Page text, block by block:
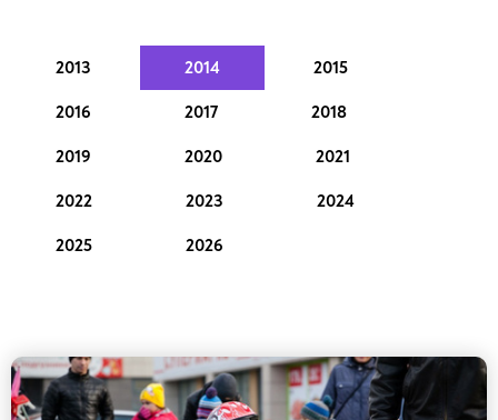
2013 2014
2015
2016
2017
2018
2019
2020
2021
2022
2023
2024
2025
2026